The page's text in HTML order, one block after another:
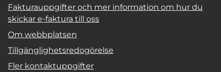
Fakturauppgifter och mer information om hur du
skickar e-faktura till oss
Om webbplatsen
Tillgänglighetsredogörelse
Fler kontaktuppgifter